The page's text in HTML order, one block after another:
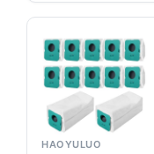
HAOYULUO